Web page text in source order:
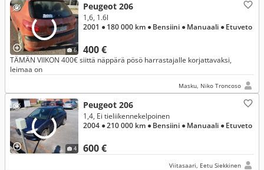
6
Peugeot 206
400 €
1,6, 1.6l
2001 ● 180 000 km ● Bensiini ● Manuaali ● Etuveto
TÄMÄN VIIKON 400€ siittä näppärä pösö harrastajalle korjattavaksi,
leimaa on
Masku, Niko Troncoso
4
Peugeot 206
600 €
1,4, Ei tieliikennekelpoinen
2004 ● 210 000 km ● Bensiini ● Manuaali ● Etuveto
Viitasaari, Eetu Siekkinen